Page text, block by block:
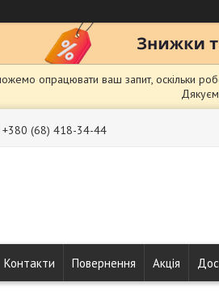
опрацювати ваш запит, оскільки
+380 (68) 418-34-44
Контакти Повернення Акція